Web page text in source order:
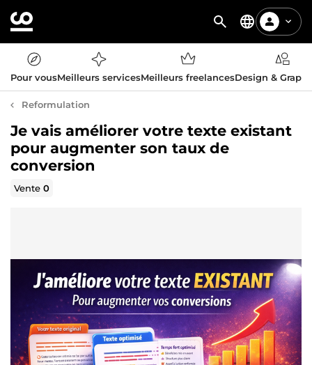
Pour vousMeilleurs servicesMeilleurs freelancesDesign &
Reformulation
Je vais améliorer votre texte existant
pour augmenter son taux de
conversion
Vente0